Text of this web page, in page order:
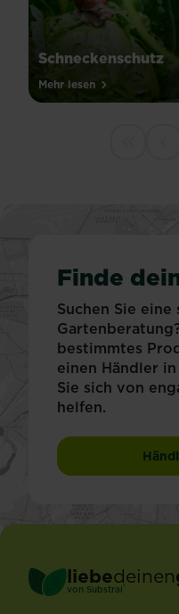
Schneckenschutz
Mehr lesen
First
Finde
Suchen Sie eine
bestimmtes
einen Händler
Sie sich von
helfen.
liebedeinen
von Substral ®